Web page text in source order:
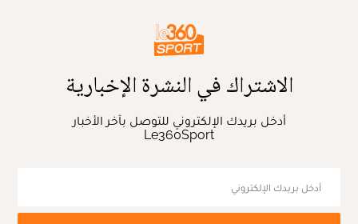
الاشتراك في النشرة الإخبارية
أدخل بريدك الإلكتروني للتوصل بآخر الأخبار
Le360Sport